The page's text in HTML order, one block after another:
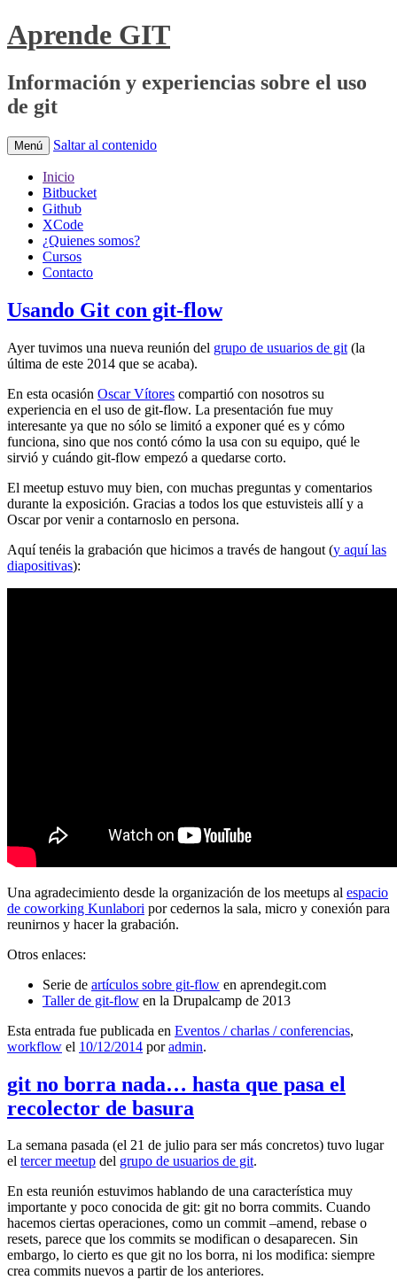
Aprende GIT
Información y experiencias sobre el uso
de git
Menú Saltar al contenido
Inicio
Bitbucket
Github
XCode
¿Quienes somos?
Cursos
Contacto
Usando Git con git-flow
Ayer tuvimos una nueva reunión del grupo de usuarios de git (la
última de este 2014 que se acaba).
En esta ocasión Oscar Vítores compartió con nosotros su
experiencia en el uso de git-flow. La presentación fue muy
interesante ya que no sólo se limitó a exponer qué es y cómo
funciona, sino que nos contó cómo la usa con su equipo, qué le
sirvió y cuándo git-flow empezó a quedarse corto.
El meetup estuvo muy bien, con muchas preguntas y comentarios
durante la exposición. Gracias a todos los que estuvisteis allí y a
Oscar por venir a contarnoslo en persona.
Aquí tenéis la grabación que hicimos a través de hangout (y aquí las
diapositivas):
Una agradecimiento desde la organización de los meetups al espacio
de coworking Kunlabori por cedernos la sala, micro y conexión para
reunirnos y hacer la grabación.
Otros enlaces:
Serie de artículos sobre git-flow en aprendegit.com
Taller de git-flow en la Drupalcamp de 2013
Esta entrada fue publicada en Eventos / charlas / conferencias,
workflow el 10/12/2014 poradmin.
git no borra nada… hasta que pasa el
recolector de basura
La semana pasada (el 21 de julio para ser más concretos) tuvo lugar
el tercer meetup del grupo de usuarios de git.
En esta reunión estuvimos hablando de una característica muy
importante y poco conocida de git: git no borra commits. Cuando
hacemos ciertas operaciones, como un commit –amend, rebase o
resets, parece que los commits se modifican o desaparecen. Sin
embargo, lo cierto es que git no los borra, ni los modifica: siempre
crea commits nuevos a partir de los anteriores.